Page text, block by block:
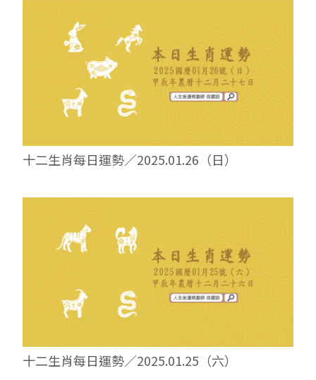
十二生肖每日運勢／2025.01.26（日）
十二生肖每日運勢／2025.01.25（六）